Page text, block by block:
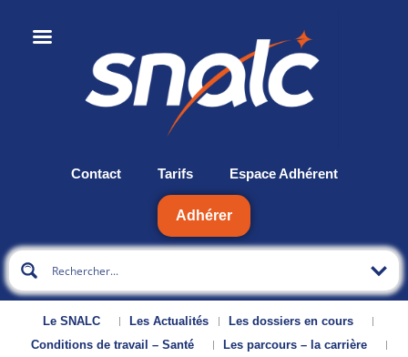
Contact Tarifs Espace Adhérent
Adhérer
Le SNALC Les Actualités
Les dossiers en cours
Conditions de travail – Santé
Les parcours – la carrière